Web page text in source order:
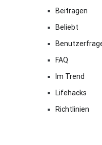
Beitragen
Beliebt
FAQ
Im Trend
Lifehacks
Richtlinien